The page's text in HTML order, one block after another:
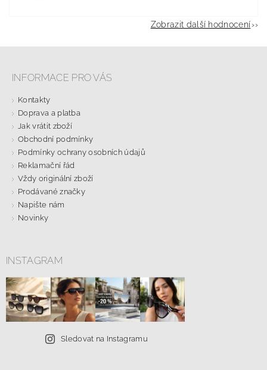
Zobrazit další hodnocení
INFORMACE PRO VÁS
Kontakty
Doprava a platba
Jak vrátit zboží
Obchodní podmínky
Podmínky ochrany osobních údajů
Reklamační řád
Vždy originální zboží
Prodávané značky
Napište nám
Novinky
INSTAGRAM
Sledovat na Instagramu